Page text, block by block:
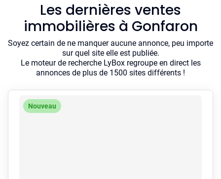
Les dernières ventes
immobilières à Gonfaron
Soyez certain de ne manquer aucune annonce, peu importe
sur quel site elle est publiée.
Le moteur de recherche LyBox regroupe en direct les
annonces de plus de 1500 sites différents !
Nouveau